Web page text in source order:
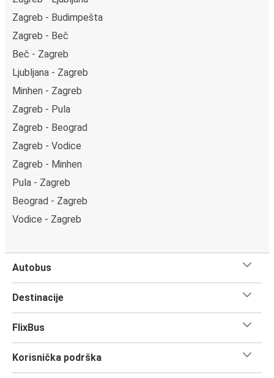
Zagreb - Budimpešta
Zagreb - Beč
Beč - Zagreb
Ljubljana - Zagreb
Minhen - Zagreb
Zagreb - Pula
Zagreb - Beograd
Zagreb - Vodice
Zagreb - Minhen
Pula - Zagreb
Beograd - Zagreb
Vodice - Zagreb
Autobus
Destinacije
FlixBus
Korisnička podrška